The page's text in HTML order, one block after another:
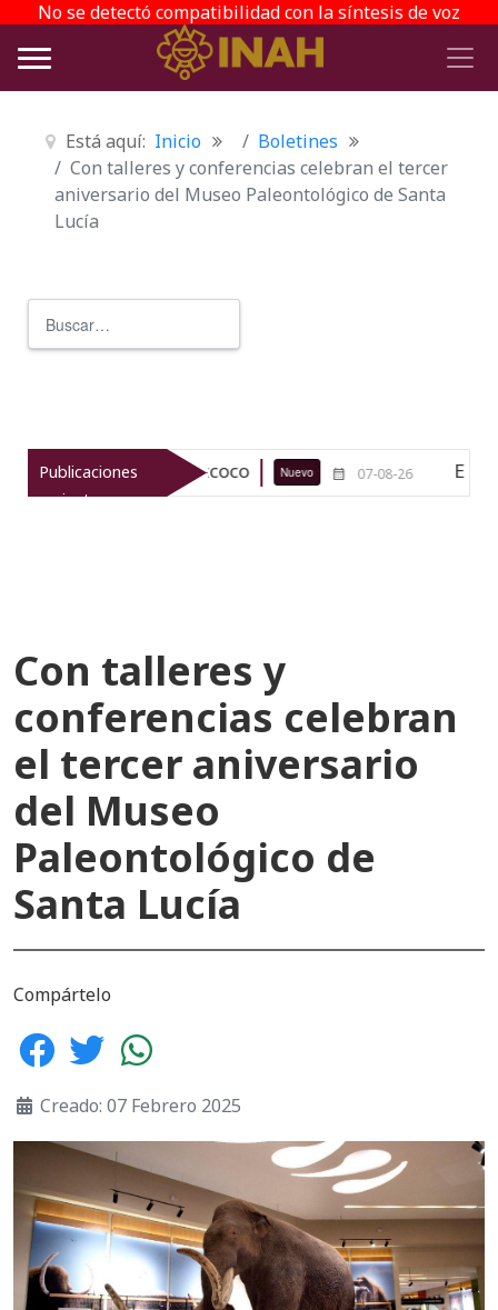
No se detectó compatibilidad con la síntesis de voz
Está aquí: Inicio
Boletines
Con talleres y conferencias celebran el tercer
aniversario del Museo Paleontológico de Santa
Lucía
Publicaciones
recientes
de Texcoco Nuevo 07-08-26 El viaje del
Con talleres y
conferencias celebran
el tercer aniversario
del Museo
Paleontológico de
Santa Lucía
Compártelo
Creado: 07 Febrero 2025